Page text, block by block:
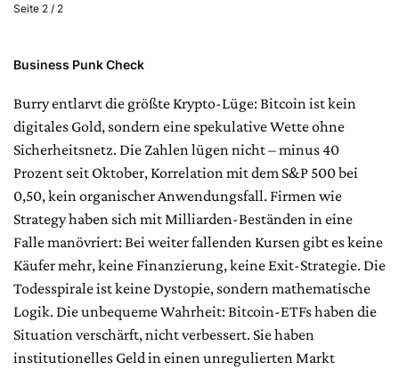
Seite 2 / 2
Business Punk Check
Burry entlarvt die größte Krypto-Lüge: Bitcoin ist kein
digitales Gold, sondern eine spekulative Wette ohne
Sicherheitsnetz. Die Zahlen lügen nicht – minus 40
Prozent seit Oktober, Korrelation mit dem S&P 500 bei
0,50, kein organischer Anwendungsfall. Firmen wie
Strategy haben sich mit Milliarden-Beständen in eine
Falle manövriert: Bei weiter fallenden Kursen gibt es keine
Käufer mehr, keine Finanzierung, keine Exit-Strategie. Die
Todesspirale ist keine Dystopie, sondern mathematische
Logik. Die unbequeme Wahrheit: Bitcoin-ETFs haben die
Situation verschärft, nicht verbessert. Sie haben
institutionelles Geld in einen unregulierten Markt